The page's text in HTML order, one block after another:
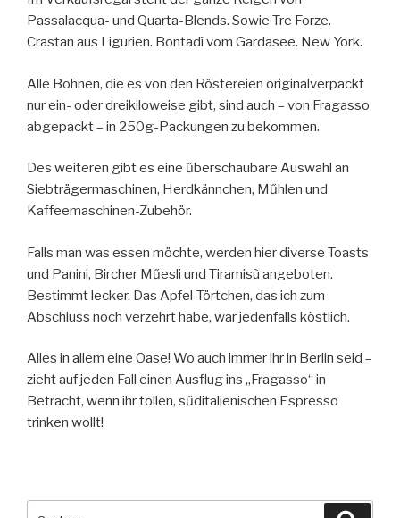
Passalacqua- und Quarta-Blends. Sowie Tre Forze.
Crastan aus Ligurien. Bontadì vom Gardasee. New York.
Alle Bohnen, die es von den Röstereien originalverpackt
nur ein- oder dreikiloweise gibt, sind auch – von Fragasso
abgepackt – in 250g-Packungen zu bekommen.
Des weiteren gibt es eine űberschaubare Auswahl an
Siebträgermaschinen, Herdkännchen, Műhlen und
Kaffeemaschinen-Zubehör.
Falls man was essen möchte, werden hier diverse Toasts
und Panini, Bircher Műesli und Tiramisù angeboten.
Bestimmt lecker. Das Apfel-Törtchen, das ich zum
Abschluss noch verzehrt habe, war jedenfalls köstlich.
Alles in allem eine Oase! Wo auch immer ihr in Berlin seid –
zieht auf jeden Fall einen Ausflug ins „Fragasso“ in
Betracht, wenn ihr tollen, sűditalienischen Espresso
trinken wollt!